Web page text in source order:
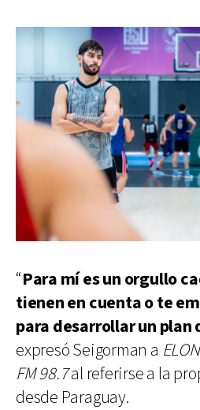
“Para mí es un orgullo
tienen en cuenta o te
para desarrollar un plan
expresó Seigorman a
FM 98.7al referirse a la
desde Paraguay.